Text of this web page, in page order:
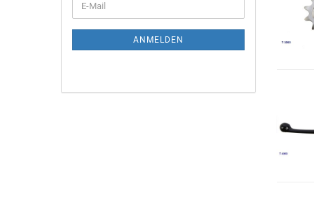
E-
Mail
ANMELDEN